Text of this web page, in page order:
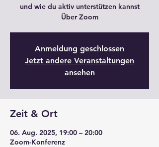
und wie du aktiv unterstützen kannst
Über Zoom
Anmeldung geschlossen
Jetzt andere Veranstaltungen
ansehen
Zeit & Ort
06. Aug. 2025, 19:00 – 20:00
Zoom-Konferenz